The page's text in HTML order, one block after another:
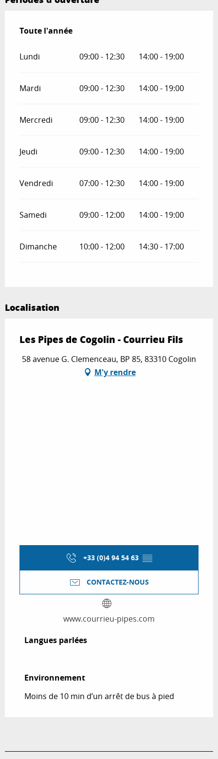
Toute l'année
Toute l'année
Lundi 09:00 - 12:30 14:00 - 19:00
Mardi 09:00 - 12:30 14:00 - 19:00
Mercredi 09:00 - 12:30 14:00 - 19:00
Jeudi 09:00 - 12:30 14:00 - 19:00
Vendredi 07:00 - 12:30 14:00 - 19:00
Samedi 09:00 - 12:00 14:00 - 19:00
Dimanche 10:00 - 12:00 14:30 - 17:00
Localisation
Les Pipes de Cogolin - Courrieu Fils
58 avenue G. Clemenceau, BP 85, 83310 Cogolin
M'y rendre
+33 (0)4 94 54 63 ▒▒
CONTACTEZ-NOUS
www.courrieu-pipes.com
Langues parlées
Langues parlées
Environnement
Environnement
Moins de 10 min d’un arrêt de bus à pied